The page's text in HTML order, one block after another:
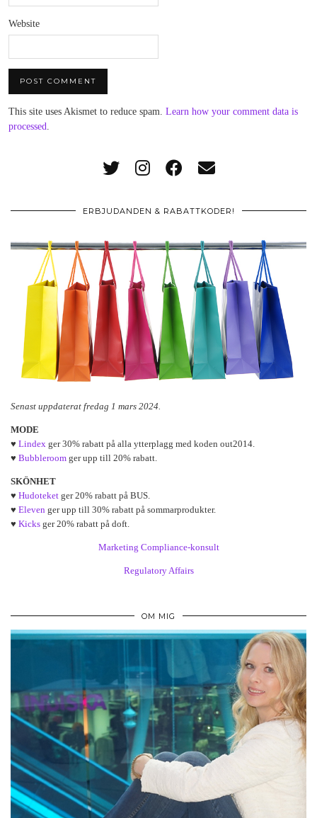
Website
This site uses Akismet to reduce spam. Learn how your comment data is
processed.
ERBJUDANDEN & RABATTKODER!
Senast uppdaterat fredag 1 mars 2024.
MODE
♥ Lindex ger 30% rabatt på alla ytterplagg med koden out2014.
♥ Bubbleroom ger upp till 20% rabatt.
SKÖNHET
♥ Hudoteket ger 20% rabatt på BUS.
♥ Eleven ger upp till 30% rabatt på sommarprodukter.
♥ Kicks ger 20% rabatt på doft.
Marketing Compliance-konsult
Regulatory Affairs
OM MIG